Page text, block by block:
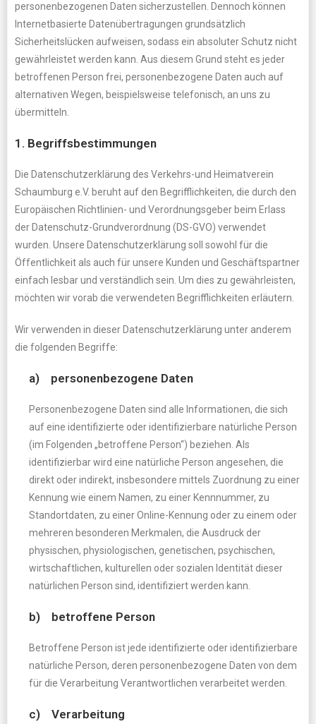
personenbezogenen Daten sicherzustellen. Dennoch können
Internetbasierte Datenübertragungen grundsätzlich
Sicherheitslücken aufweisen, sodass ein absoluter Schutz nicht
gewährleistet werden kann. Aus diesem Grund steht es jeder
betroffenen Person frei, personenbezogene Daten auch auf
alternativen Wegen, beispielsweise telefonisch, an uns zu
übermitteln.
1. Begriffsbestimmungen
Die Datenschutzerklärung des Verkehrs-und Heimatverein
Schaumburg e.V. beruht auf den Begrifflichkeiten, die durch den
Europäischen Richtlinien- und Verordnungsgeber beim Erlass
der Datenschutz-Grundverordnung (DS-GVO) verwendet
wurden. Unsere Datenschutzerklärung soll sowohl für die
Öffentlichkeit als auch für unsere Kunden und Geschäftspartner
einfach lesbar und verständlich sein. Um dies zu gewährleisten,
möchten wir vorab die verwendeten Begrifflichkeiten erläutern.
Wir verwenden in dieser Datenschutzerklärung unter anderem
die folgenden Begriffe:
a) personenbezogene Daten
Personenbezogene Daten sind alle Informationen, die sich
auf eine identifizierte oder identifizierbare natürliche Person
(im Folgenden „betroffene Person“) beziehen. Als
identifizierbar wird eine natürliche Person angesehen, die
direkt oder indirekt, insbesondere mittels Zuordnung zu einer
Kennung wie einem Namen, zu einer Kennnummer, zu
Standortdaten, zu einer Online-Kennung oder zu einem oder
mehreren besonderen Merkmalen, die Ausdruck der
physischen, physiologischen, genetischen, psychischen,
wirtschaftlichen, kulturellen oder sozialen Identität dieser
natürlichen Person sind, identifiziert werden kann.
b) betroffene Person
Betroffene Person ist jede identifizierte oder identifizierbare
natürliche Person, deren personenbezogene Daten von dem
für die Verarbeitung Verantwortlichen verarbeitet werden.
c) Verarbeitung